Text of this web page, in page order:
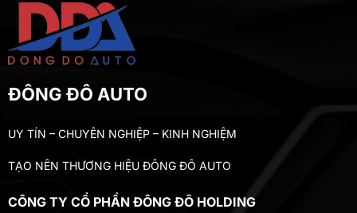
ĐÔNG ĐÔ AUTO
UY TÍN – CHUYÊN NGHIỆP – KINH NGHIỆM
TẠO NÊN THƯƠNG HIỆU ĐÔNG ĐÔ AUTO
CÔNG TY CỔ PHẦN ĐÔNG ĐÔ HOLDING